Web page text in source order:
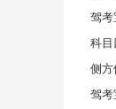
驾考
科目
侧方
驾考